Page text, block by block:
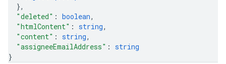
},
"deleted" : boolean,
"htmlContent" : string,
"content" : string,
"assigneeEmailAddress" : string
}